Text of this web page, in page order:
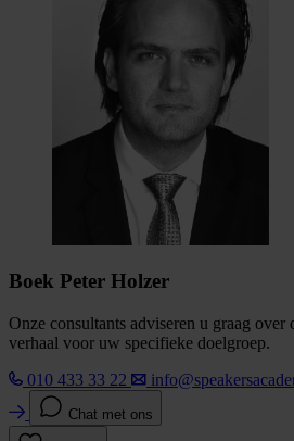
Boek Peter Holzer
Onze consultants adviseren u graag
verhaal voor uw specifieke doelgroep.
010 433 33 22
Chat met ons